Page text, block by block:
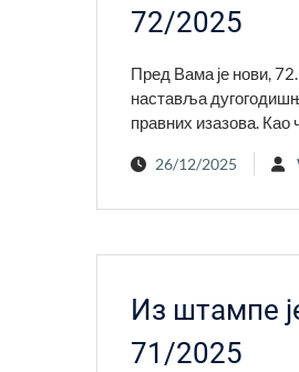
72/2025
Пред Вама је нови,
наставља
правних изазова. Као
26/12/2025
Из штампе
71/2025